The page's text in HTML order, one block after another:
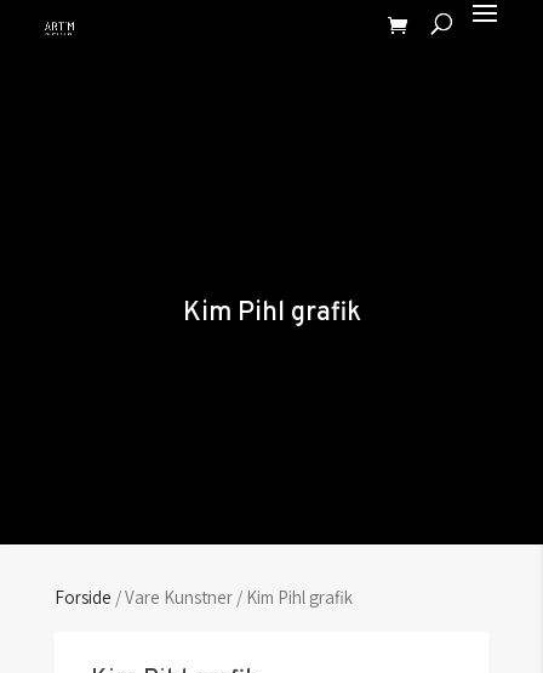
Kim Pihl grafik
Forside / Vare Kunstner / Kim Pihl grafik